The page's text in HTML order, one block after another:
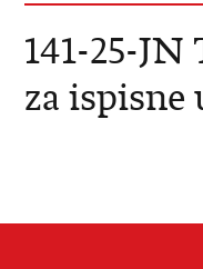
141-25-
za ispisne